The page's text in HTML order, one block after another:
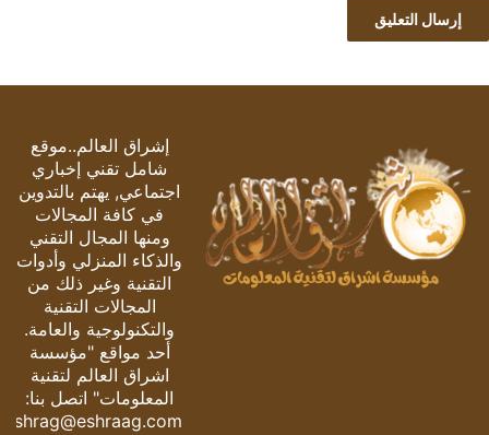
إشراق العالم..موقع
شامل تقني إخباري
اجتماعي, يهتم بالتدوين
في كافة المجالات
ومنها المجال التقني
والذكاء المنزلي وأدوات
التقنية وغير ذلك من
المجالات التقنية
والتكنولوجية والعامة.
أحد مواقع "مؤسسة
اشراق العالم لتقنية
المعلومات" اتصل بنا:
eshrag@eshraag.com